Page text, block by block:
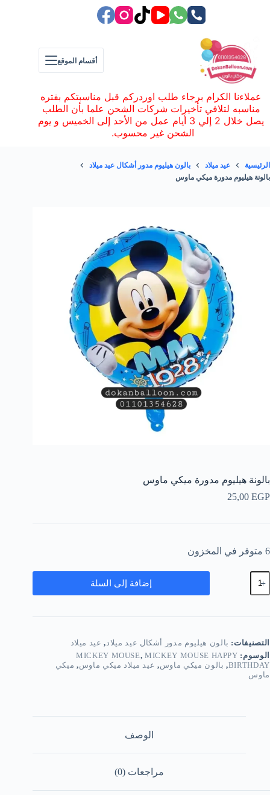
أقسام الموقع
عملاءنا الكرام برجاء طلب اوردركم قبل مناسبتكم بفتره
مناسبه لتلافي تأخيرات شركات الشحن علما بأن الطلب
يصل خلال 2 إلي 3 أيام عمل من الأحد إلى الخميس و يوم
الشحن غير محسوب.
الرئيسية عيد ميلاد
بالون هيليوم مدور أشكال عيد ميلاد
بالونة هيليوم مدورة ميكي ماوس
بالونة هيليوم مدورة ميكي ماوس
25,00 EGP
6 متوفر في المخزون
كمية
بالونة
هيليوم
ميكي
إضافة إلى السلة
التصنيفات: بالون هيليوم مدور أشكال عيد ميلاد , عيد ميلاد
الوسوم:
MICKEY MOUSE,MICKEY MOUSE HAPPY
BIRTHDAY
, بالون ميكي ماوس, عيد ميلاد ميكي ماوس, ميكي
ماوس
الوصف
مراجعات (0)